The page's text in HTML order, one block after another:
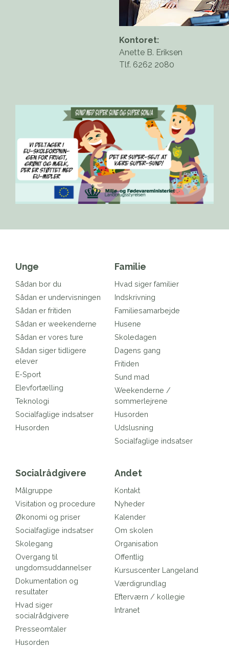
Kontoret:
Anette B. Eriksen
Tlf. 6262 2080
Unge
Sådan bor du
Sådan er undervisningen
Sådan er fritiden
Sådan er weekenderne
Sådan er vores ture
Sådan siger tidligere
elever
E-Sport
Elevfortælling
Teknologi
Socialfaglige indsatser
Husorden
Familie
Hvad siger familier
Indskrivning
Familiesamarbejde
Husene
Skoledagen
Dagens gang
Fritiden
Sund mad
Weekenderne /
sommerlejrene
Husorden
Udslusning
Socialfaglige indsatser
Socialrådgivere
Målgruppe
Visitation og procedure
Økonomi og priser
Socialfaglige indsatser
Skolegang
Overgang til
ungdomsuddannelser
Dokumentation og
resultater
Hvad siger
socialrådgivere
Presseomtaler
Husorden
Andet
Kontakt
Nyheder
Kalender
Om skolen
Organisation
Offentlig
Kursuscenter Langeland
Værdigrundlag
Efterværn / kollegie
Intranet